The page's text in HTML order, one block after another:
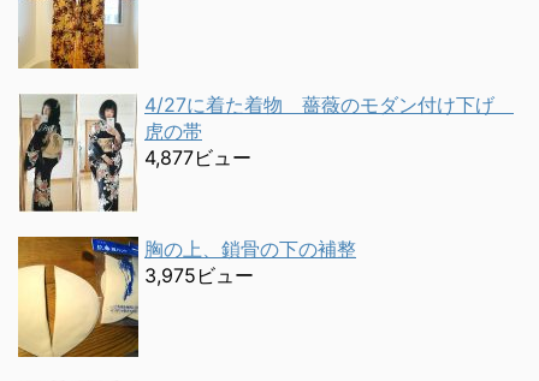
4/27に着た着物 薔薇のモダン付け下げ
虎の帯
4,877ビュー
胸の上、鎖骨の下の補整
3,975ビュー